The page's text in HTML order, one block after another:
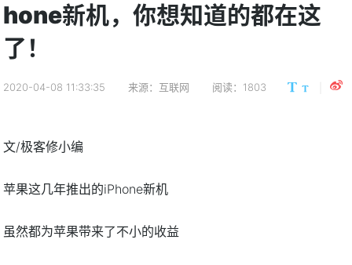
hone新机，你想知道的都在这
了！
2020-04-08 11:33:35 来源：互联网 阅读：1803
文/极客修小编
苹果这几年推出的iPhone新机
虽然都为苹果带来了不小的收益